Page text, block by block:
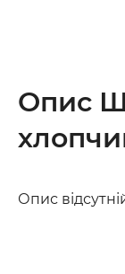
Опис
Опис